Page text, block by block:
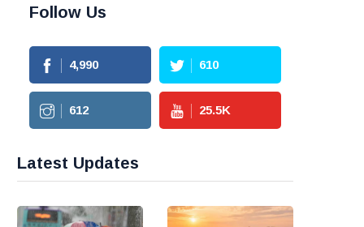
Follow Us
4,990 610
612 25.5K
Latest Updates